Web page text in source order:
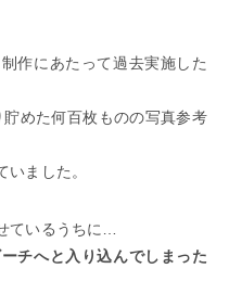
作にあたって過去実施した
貯めた何百枚ものの写真参考
いました。
ているうちに…
チへと入り込んでしまった